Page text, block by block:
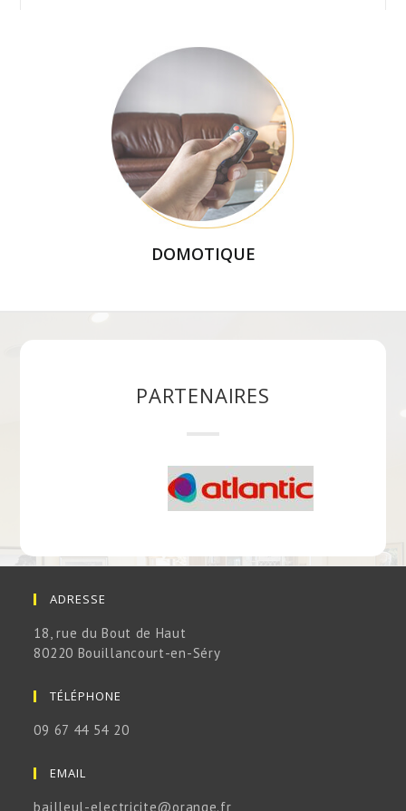
DOMOTIQUE
PARTENAIRES
ADRESSE
18, rue du Bout de Haut
80220 Bouillancourt-en-Séry
TÉLÉPHONE
09 67 44 54 20
EMAIL
bailleul-electricite@orange.fr